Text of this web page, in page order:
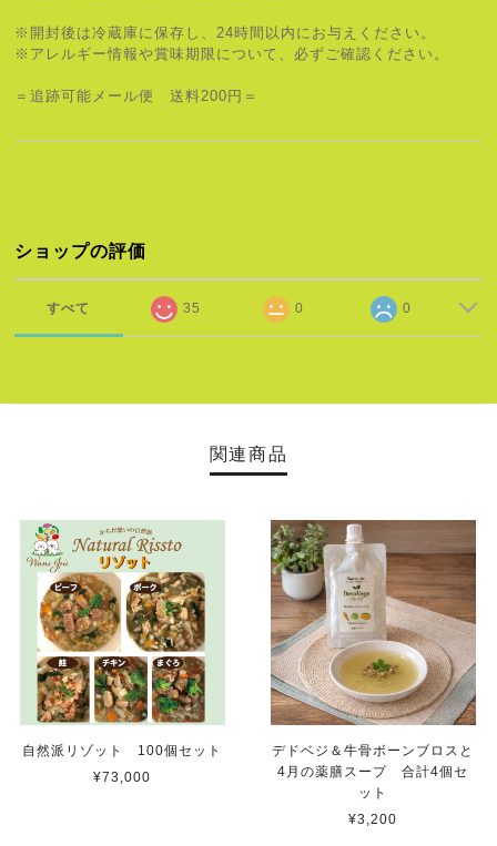
※開封後は冷蔵庫に保存し、24時間以内にお与えください。
※アレルギー情報や賞味期限について、必ずご確認ください。
＝追跡可能メール便 送料200円＝
ショップの評価
すべて 35 0 0
関連商品
自然派リゾット 100個セット
¥73,000
デドベジ＆牛骨ボーンブロスと
4月の薬膳スープ 合計4個セ
ット
¥3,200